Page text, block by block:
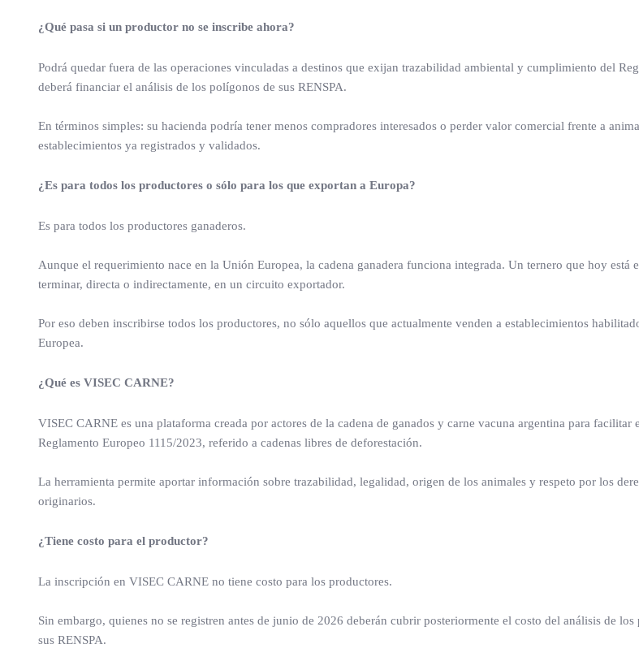
¿Qué pasa si un productor no se inscribe ahora?
Podrá quedar fuera de las operaciones vinculadas a destinos que exijan trazabilidad ambiental y cumplimiento del
deberá financiar el análisis de los polígonos de sus RENSPA.
En términos simples: su hacienda podría tener menos compradores interesados o perder valor comercial frente a
establecimientos ya registrados y validados.
¿Es para todos los productores o sólo para los que exportan a Europa?
Es para todos los productores ganaderos.
Aunque el requerimiento nace en la Unión Europea, la cadena ganadera funciona integrada. Un ternero que hoy está
terminar, directa o indirectamente, en un circuito exportador.
Por eso deben inscribirse todos los productores, no sólo aquellos que actualmente venden a establecimientos
Europea.
¿Qué es VISEC CARNE?
VISEC CARNE es una plataforma creada por actores de la cadena de ganados y carne vacuna argentina para facilitar
Reglamento Europeo 1115/2023, referido a cadenas libres de deforestación.
La herramienta permite aportar información sobre trazabilidad, legalidad, origen de los animales y respeto por los
originarios.
¿Tiene costo para el productor?
La inscripción en VISEC CARNE no tiene costo para los productores.
Sin embargo, quienes no se registren antes de junio de 2026 deberán cubrir posteriormente el costo del análisis de
sus RENSPA.